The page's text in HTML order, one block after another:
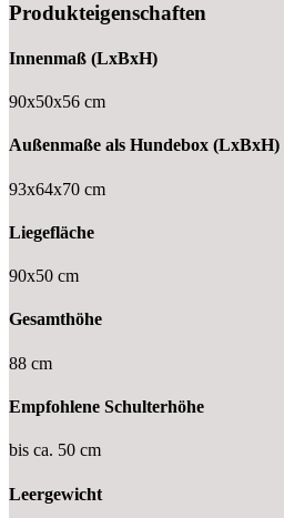
Produkteigenschaften
Innenmaß (LxBxH)
90x50x56 cm
Außenmaße als Hundebox (LxBxH)
93x64x70 cm
Liegefläche
90x50 cm
Gesamthöhe
88 cm
Empfohlene Schulterhöhe
bis ca. 50 cm
Leergewicht